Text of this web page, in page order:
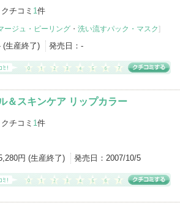
クチコミ 1件
ージュ・ピーリング ・ 洗い流すパック・マスク]
(生産終了) 発売日： -
＆スキンケア リップカラー
クチコミ 1件
円 (生産終了) 発売日： 2007/10/5